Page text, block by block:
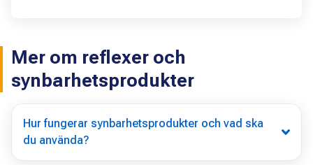
Mer om reflexer och
synbarhetsprodukter
Hur fungerar synbarhetsprodukter och vad ska
du använda?